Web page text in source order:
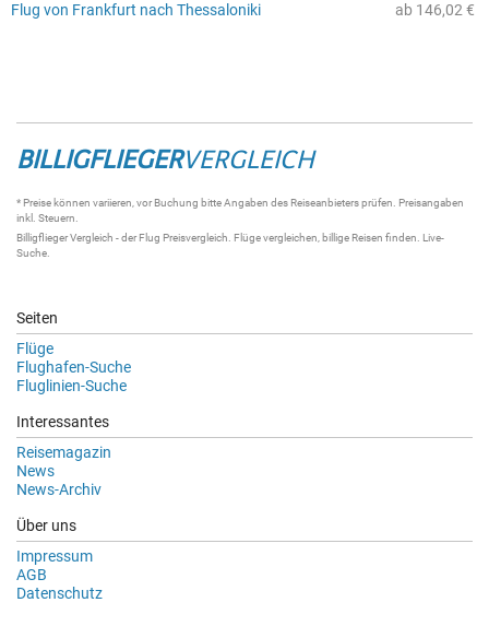
ab 146,02 €
Flug von Frankfurt nach Thessaloniki
BILLIGFLIEGERVERGLEICH
* Preise können variieren, vor Buchung bitte Angaben des Reiseanbieters prüfen. Preisangaben
inkl. Steuern.
Billigflieger Vergleich - derFlug Preisvergleich Flüge vergleichen , billige Reisen finden. Live-
Suche
Seiten
Flüge
Flughafen-Suche
Fluglinien-Suche
Interessantes
Reisemagazin
News
News-Archiv
Über uns
Impressum
AGB
Datenschutz